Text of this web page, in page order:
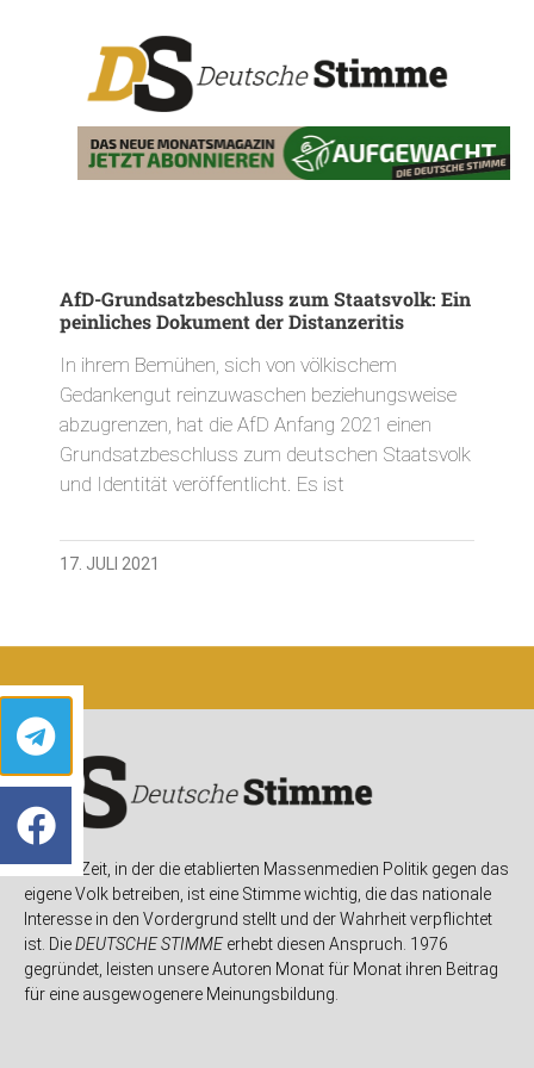
AfD-Grundsatzbeschluss zum Staatsvolk: Ein
peinliches Dokument der Distanzeritis
In ihrem Bemühen, sich von völkischem
Gedankengut reinzuwaschen beziehungsweise
abzugrenzen, hat die AfD Anfang 2021 einen
Grundsatzbeschluss zum deutschen Staatsvolk
und Identität veröffentlicht. Es ist
17. JULI 2021
In einer Zeit, in der die etablierten Massenmedien Politik gegen das
eigene Volk betreiben, ist eine Stimme wichtig, die das nationale
Interesse in den Vordergrund stellt und der Wahrheit verpflichtet
ist. DieDEUTSCHE STIMMEerhebt diesen Anspruch. 1976
gegründet, leisten unsere Autoren Monat für Monat ihren Beitrag
für eine ausgewogenere Meinungsbildung.